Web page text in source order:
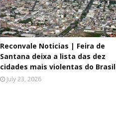
Reconvale Noticias | Feira de
Santana deixa a lista das dez
cidades mais violentas do Brasil
July 23, 2026